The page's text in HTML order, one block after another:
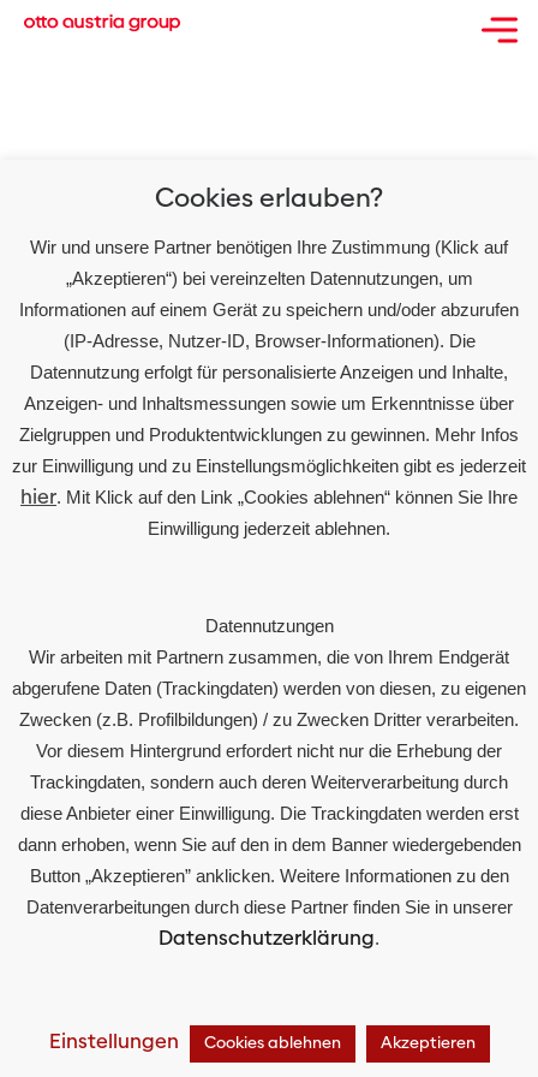
Gabalier kooperieren erneut
Karriere
Partner
Presse
Kontakt
Impressum
Datenschutz
Compliance
© 2024 Otto Austria Group
Cookies erlauben?
Wir und unsere Partner benötigen Ihre Zustimmung (Klick auf
„Akzeptieren“) bei vereinzelten Datennutzungen, um
Informationen auf einem Gerät zu speichern und/oder abzurufen
(IP-Adresse, Nutzer-ID, Browser-Informationen). Die
Datennutzung erfolgt für personalisierte Anzeigen und Inhalte,
Anzeigen- und Inhaltsmessungen sowie um Erkenntnisse über
Zielgruppen und Produktentwicklungen zu gewinnen. Mehr Infos
zur Einwilligung und zu Einstellungsmöglichkeiten gibt es jederzeit
hier. Mit Klick auf den Link „Cookies ablehnen“ können Sie Ihre
Einwilligung jederzeit ablehnen.
Datennutzungen
Wir arbeiten mit Partnern zusammen, die von Ihrem Endgerät
abgerufene Daten (Trackingdaten) werden von diesen, zu eigenen
Zwecken (z.B. Profilbildungen) / zu Zwecken Dritter verarbeiten.
Vor diesem Hintergrund erfordert nicht nur die Erhebung der
Trackingdaten, sondern auch deren Weiterverarbeitung durch
diese Anbieter einer Einwilligung. Die Trackingdaten werden erst
dann erhoben, wenn Sie auf den in dem Banner wiedergebenden
Button „Akzeptieren” anklicken. Weitere Informationen zu den
Datenverarbeitungen durch diese Partner finden Sie in unserer
Datenschutzerklärung.
Einstellungen Cookies ablehnen Akzeptieren